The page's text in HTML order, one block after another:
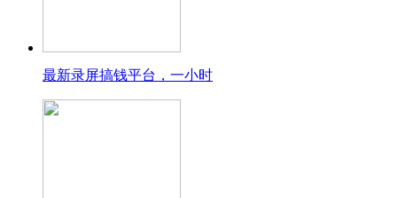
最新录屏搞钱平台，一小时